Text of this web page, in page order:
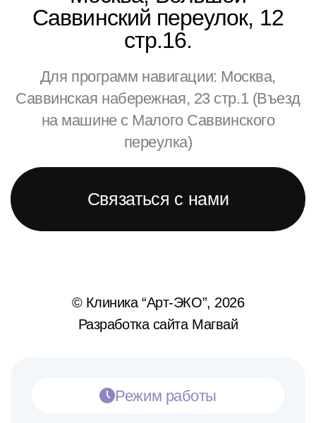
Саввинский переулок, 12
стр.16.
Для программ навигации: Москва,
Саввинская набережная, 23 стр.1 (Въезд
на машине с Малого Саввинского
переулка)
Связаться с нами
© Клиника “Арт-ЭКО”, 2026
Разработка сайта Магвай
Режим работы